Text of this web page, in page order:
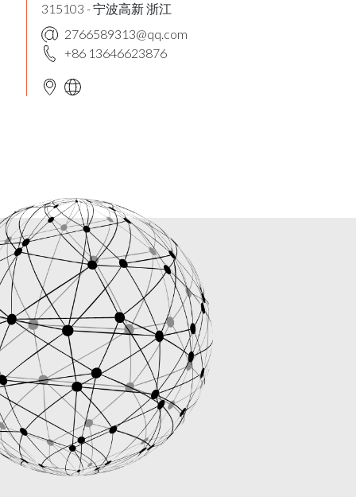
315103 - 宁波高新 浙江
2766589313@qq.com
+86 13646623876